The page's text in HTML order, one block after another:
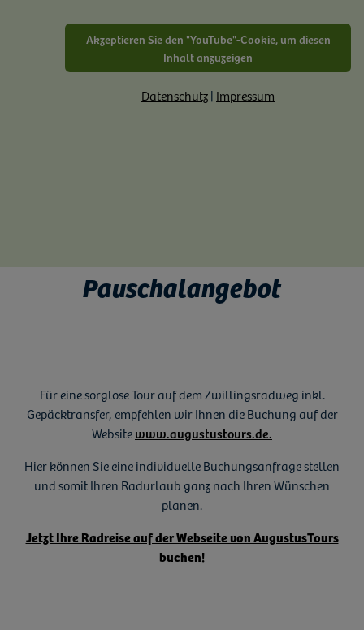
Akzeptieren Sie den "YouTube"-Cookie, um diesen
Inhalt anzuzeigen
Datenschutz| Impressum
Pauschalangebot
Für eine sorglose Tour auf dem Zwillingsradweg inkl.
Gepäcktransfer, empfehlen wir Ihnen die Buchung auf der
Websitewww.augustustours.de.
Hier können Sie eine individuelle Buchungsanfrage stellen
und somit Ihren Radurlaub ganz nach Ihren Wünschen
planen.
Jetzt Ihre Radreise auf der Webseite von AugustusTours
buchen!